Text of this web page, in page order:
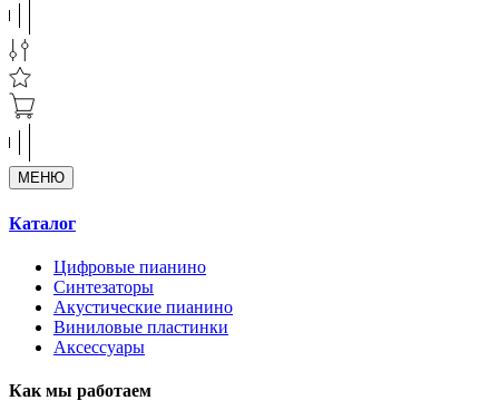
МЕНЮ
Каталог
Цифровые пианино
Синтезаторы
Акустические пианино
Виниловые пластинки
Аксессуары
Как мы работаем